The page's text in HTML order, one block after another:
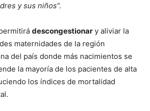
y sus niños”.
descongestionar y aliviar la
maternidades de la región
del país donde más nacimientos se
la mayoría de los pacientes de alta
los índices de mortalidad